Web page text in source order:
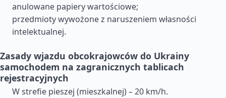
anulowane papiery wartościowe;
przedmioty wywożone z naruszeniem własności
intelektualnej.
Zasady wjazdu obcokrajowców do Ukrainy
samochodem na zagranicznych tablicach
rejestracyjnych
W strefie pieszej (mieszkalnej) – 20 km/h.